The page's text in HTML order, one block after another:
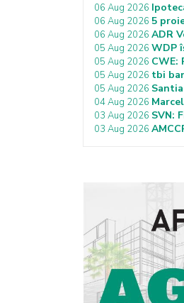
06 Aug 2026
06 Aug 2026 5
06 Aug 2026 ADR
05 Aug 2026 WDP
05 Aug 2026 CWE:
05 Aug 2026 tbi
05 Aug 2026
04 Aug 2026
03 Aug 2026 SVN:
03 Aug 2026